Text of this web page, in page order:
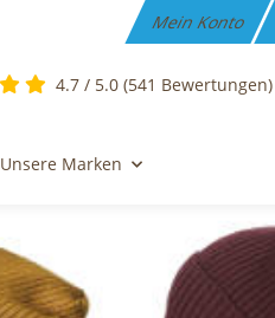
Mein Konto
4.7 / 5.0 (541 Bewertungen)
Unsere Marken